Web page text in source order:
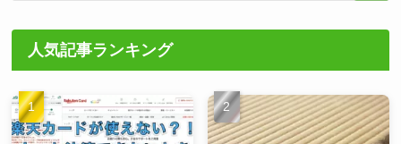
人気記事ランキング